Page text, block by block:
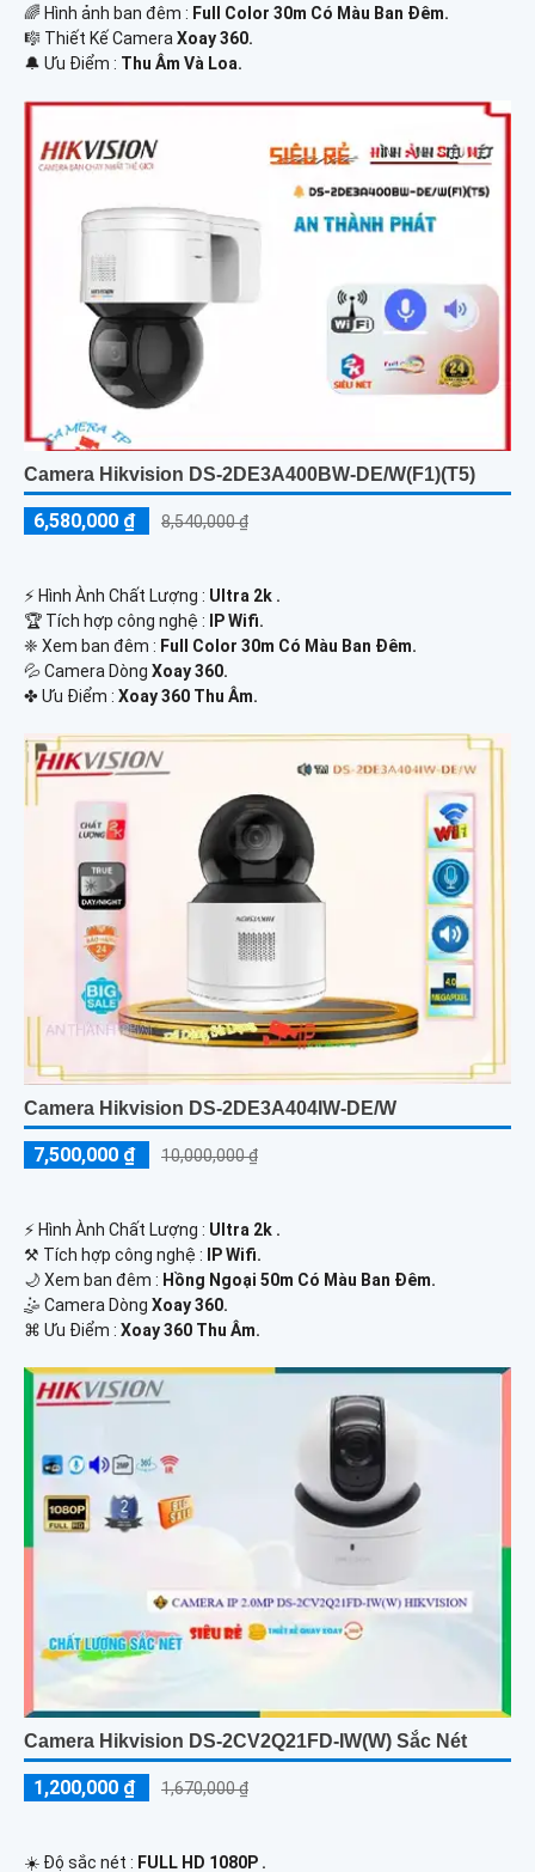
🌈 Hình ảnh ban đêm : Full Color 30m Có Màu Ban Ðêm.
🎼️ Thiết Kế Camera Xoay 360.
️🔔 Ưu Điểm : Thu Âm Và Loa.
Camera Hikvision DS-2DE3A400BW-DE/W(F1)(T5)
6,580,000 ₫ 8,540,000 ₫
️⚡ Hình Ành Chất Lượng : Ultra 2k .
🏆 Tích hợp công nghệ :
IP Wifi.
❈ Xem ban đêm : Full Color 30m Có Màu Ban Đêm.
💦 Camera Dòng Xoay 360.
️✤ Ưu Điểm : Xoay 360 Thu Âm.
Camera Hikvision DS-2DE3A404IW-DE/W
7,500,000 ₫ 10,000,000 ₫
️⚡ Hình Ành Chất Lượng : Ultra 2k .
⚒ Tích hợp công nghệ :
IP Wifi.
🌙 Xem ban đêm : Hồng Ngoại 50m Có Màu Ban Đêm.
🤹 Camera Dòng Xoay 360.
️⌘ Ưu Điểm : Xoay 360 Thu Âm.
Camera Hikvision DS-2CV2Q21FD-IW(W) Sắc Nét
1,200,000 ₫ 1,670,000 ₫
☀️ Độ sắc nét : FULL HD 1080P .